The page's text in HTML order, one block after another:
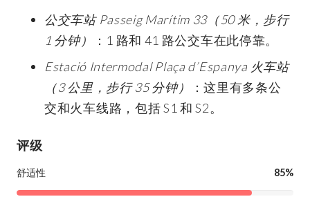
公交车站 Passeig Marítim 33（50 米，步行
1 分钟）
：1 路和 41 路公交车在此停靠。
Estació Intermodal Plaça d’Espanya 火车站
（3 公里，步行 35 分钟）
：这里有多条公
交和火车线路，包括 S1 和 S2。
评级
舒适性 85%